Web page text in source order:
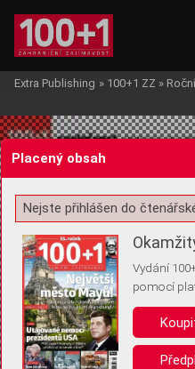
Žádost o souhlas s
Pro základní fungování webu
(tzv. cookies apod.). Rádi
uložením volitelných informací:
Extra Publishing » 100+1 ZZ »
Placený obsah
Nejste přihlášen do
Vydání
pomocí